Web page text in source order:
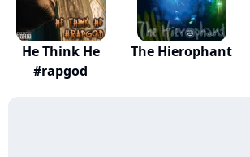
He Think He
#rapgod
The Hierophant